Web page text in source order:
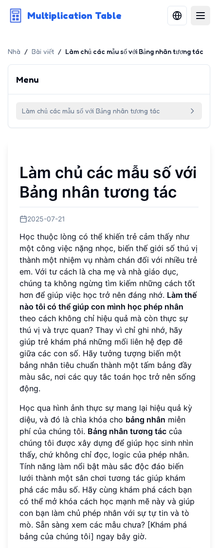
Multiplication Table
Nhà / Bài viết / Làm chủ các mẫu số với Bảng nhân tương tác
Menu
Làm chủ các mẫu số với Bảng nhân tương tác
Làm chủ các mẫu số với
Bảng nhân tương tác
2025-07-21
Học thuộc lòng có thể khiến trẻ cảm thấy như
một công việc nặng nhọc, biến thế giới số thú vị
thành một nhiệm vụ nhàm chán đối với nhiều trẻ
em. Với tư cách là cha mẹ và nhà giáo dục,
chúng ta không ngừng tìm kiếm những cách tốt
hơn để giúp việc học trở nên đáng nhớ. Làm thế
nào tôi có thể giúp con mình học phép nhân
theo cách không chỉ hiệu quả mà còn thực sự
thú vị và trực quan? Thay vì chỉ ghi nhớ, hãy
giúp trẻ khám phá những mối liên hệ đẹp đẽ
giữa các con số. Hãy tưởng tượng biến một
bảng nhân tiêu chuẩn thành một tấm bảng đầy
màu sắc, nơi các quy tắc toán học trở nên sống
động.
Học qua hình ảnh thực sự mang lại hiệu quả kỳ
diệu, và đó là chìa khóa cho bảng nhân miễn
phí của chúng tôi. Bảng nhân tương tác của
chúng tôi được xây dựng để giúp học sinh nhìn
thấy, chứ không chỉ đọc, logic của phép nhân.
Tính năng làm nổi bật màu sắc độc đáo biến
lưới thành một sân chơi tương tác giúp khám
phá các mẫu số. Hãy cùng khám phá cách bạn
có thể mở khóa cách học mạnh mẽ này và giúp
con bạn làm chủ phép nhân với sự tự tin và tò
mò. Sẵn sàng xem các mẫu chưa? [Khám phá
bảng của chúng tôi] ngay bây giờ.